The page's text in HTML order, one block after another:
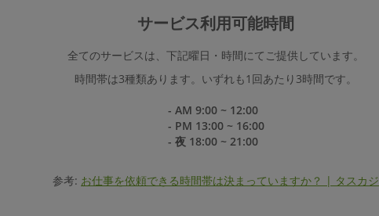
サービス利用可能時間
全てのサービスは、下記曜日・時間にてご提供しています。
時間帯は3種類あります。いずれも1回あたり3時間です。
- AM 9:00 ~ 12:00
- PM 13:00 ~ 16:00
- 夜 18:00 ~ 21:00
参考: お仕事を依頼できる時間帯は決まっていますか？ | タスカジ